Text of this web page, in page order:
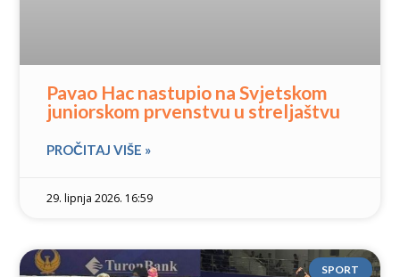
Pavao Hac nastupio na Svjetskom
juniorskom prvenstvu u streljaštvu
PROČITAJ VIŠE »
29. lipnja 2026. 16:59
SPORT